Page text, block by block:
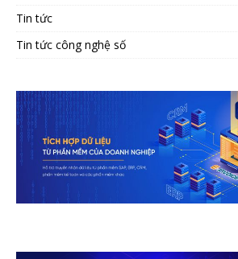
Tin tức
Tin tức công nghệ số